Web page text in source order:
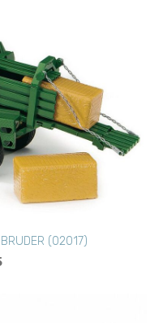
(02017)